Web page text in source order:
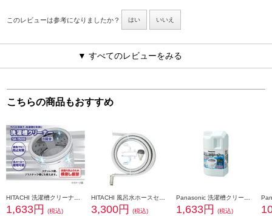
このレビューは参考になりましたか？ はい いいえ
▼ すべてのレビューをみる
こちらの商品もおすすめ
1,633円 (税込) 3,300円
(税込)
1,633円
(税込)